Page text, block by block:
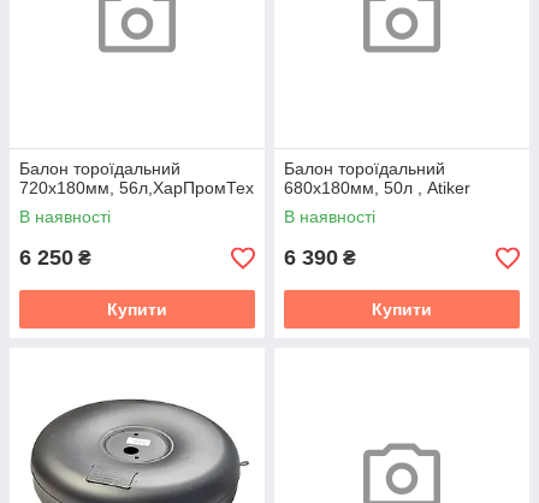
Балон тороїдальний
720х180мм, 56л,ХарПромТех
В наявності
6 250 ₴
Купити
Балон тороїдальний
680х180мм, 50л , Atiker
В наявності
6 390 ₴
Купити